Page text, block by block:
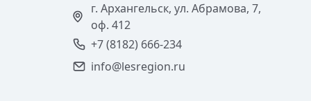
г. Архангельск, ул. Абрамова, 7,
оф. 412
+7 (8182) 666-234
info@lesregion.ru